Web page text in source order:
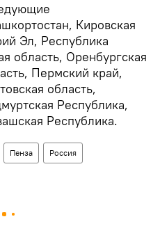
Кировская
Эл, Республика
область, Оренбургская
Пермский край,
область,
Республика,
Республика.
Пенза Россия